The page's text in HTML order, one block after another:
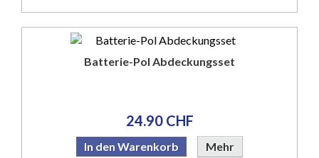
Batterie-Pol Abdeckungsset
24.90 CHF
In den Warenkorb Mehr